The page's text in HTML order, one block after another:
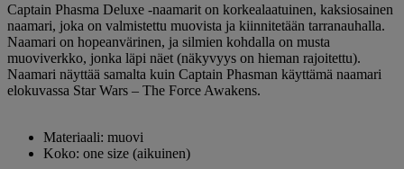
Captain Phasma Deluxe -naamarit on korkealaatuinen, kaksiosainen
naamari, joka on valmistettu muovista ja kiinnitetään tarranauhalla.
Naamari on hopeanvärinen, ja silmien kohdalla on musta
muoviverkko, jonka läpi näet (näkyvyys on hieman rajoitettu).
Naamari näyttää samalta kuin Captain Phasman käyttämä naamari
elokuvassa Star Wars – The Force Awakens.
Materiaali: muovi
Koko: one size (aikuinen)